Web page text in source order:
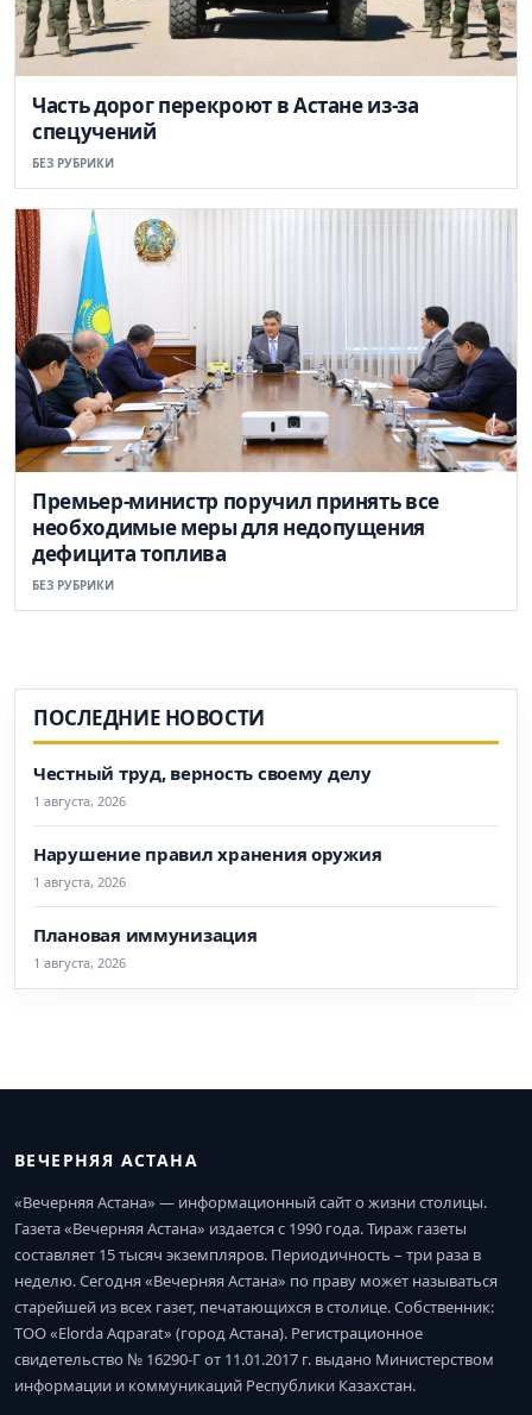
Часть дорог перекроют в Астане из-за
спецучений
БЕЗ РУБРИКИ
Премьер-министр поручил принять все
необходимые меры для недопущения
дефицита топлива
БЕЗ РУБРИКИ
ПОСЛЕДНИЕ НОВОСТИ
Честный труд, верность своему делу
1 августа, 2026
Нарушение правил хранения оружия
1 августа, 2026
Плановая иммунизация
1 августа, 2026
ВЕЧЕРНЯЯ АСТАНА
«Вечерняя Астана» — информационный сайт о жизни столицы.
Газета «Вечерняя Астана» издается с 1990 года. Тираж газеты
составляет 15 тысяч экземпляров. Периодичность – три раза в
неделю. Сегодня «Вечерняя Астана» по праву может называться
старейшей из всех газет, печатающихся в столице. Собственник:
ТОО «Elorda Aqparat» (город Астана). Регистрационное
свидетельство № 16290-Г от 11.01.2017 г. выдано Министерством
информации и коммуникаций Республики Казахстан.